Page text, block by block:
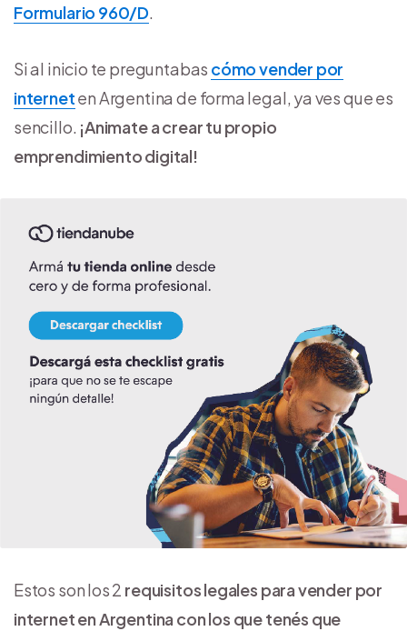
Formulario 960/D.
Si al inicio te preguntabas cómo vender por
interneten Argentina de forma legal, ya ves que es
sencillo. ¡Animate a crear tu propio
emprendimiento digital!
Estos son los 2 requisitos legales para vender por
internet en Argentina con los que tenés que